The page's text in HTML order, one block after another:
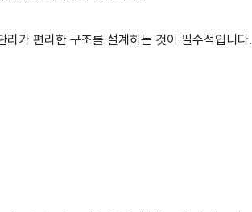
가 편리한 구조를 설계하는 것이 필수적입니다.